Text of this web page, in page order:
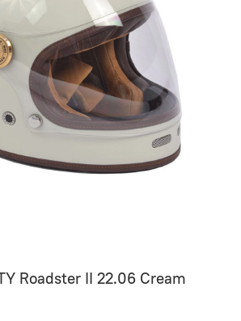
Roadster II 22.06 Cream